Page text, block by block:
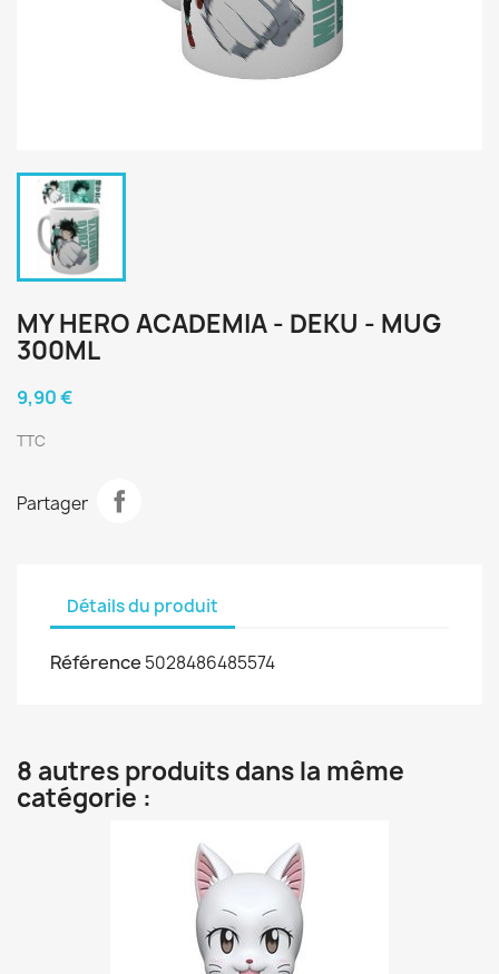
MY HERO ACADEMIA - DEKU - MUG
300ML
9,90 €
TTC
Partager
Détails du produit
Référence 5028486485574
8 autres produits dans la même
catégorie :